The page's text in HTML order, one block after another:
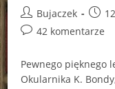
Post
author:
Bujaczek
Post
Post42 komentarze
Pewnego pięknego
Okularnika K.